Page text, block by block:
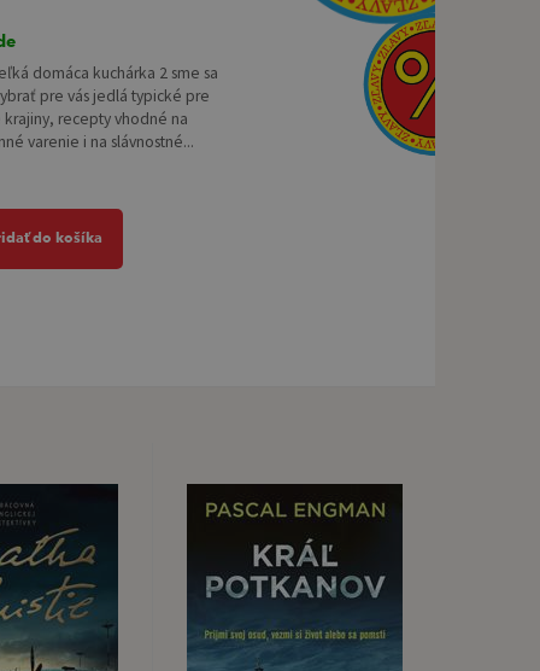
domáca kuchárka 2 sme sa
pre vás jedlá typické pre
krajiny, recepty vhodné na
varenie i na slávnostné...
do košíka